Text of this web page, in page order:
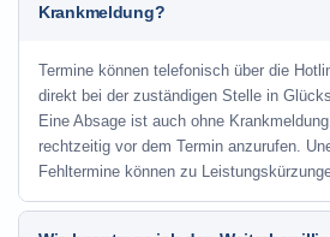
Krankmeldung?
Termine können telefonisch über die
direkt bei der zuständigen Stelle in
Eine Absage ist auch ohne
rechtzeitig vor dem Termin anzurufen.
Fehltermine können zu